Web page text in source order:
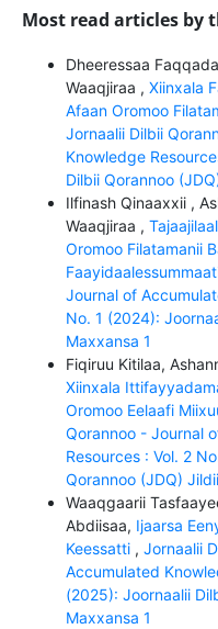
Most read articles by
Dheeressaa
Waaqjiraa , Xiinxala
Afaan Oromoo
Jornaalii Dilbii
Knowledge
Dilbii Qorannoo
Ilfinash Qinaaxxii ,
Waaqjiraa ,
Oromoo Filatamanii
Journal of
No. 1 (2024):
Maxxansa 1
Fiqiruu Kitilaa,
Xiinxala
Oromoo Eelaafi
Qorannoo - Journal
Resources : Vol. 2
Qorannoo (JDQ)
Waaqgaarii
Abdiisaa, Ijaarsa
Keessatti , Jornaalii
Accumulated
(2025): Joornaalii
Maxxansa 1